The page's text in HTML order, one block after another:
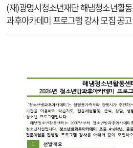
(재)광명시청소년재단 해냄청소년활
과후아카데미 프로그램 강사 모집 공고